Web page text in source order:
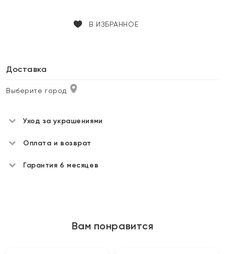
В ИЗБРАННОЕ
Доставка
Выберите город
Уход за украшениями
Оплата и возврат
Гарантия 6 месяцев
Вам понравится